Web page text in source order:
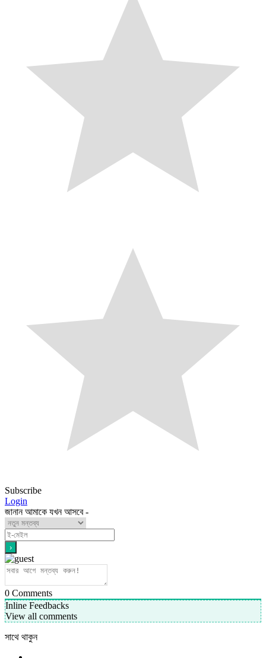
Subscribe
Login
জানান আমাকে যখন আসবে -
0 Comments
Inline Feedbacks
View all comments
সাথে থাকুন